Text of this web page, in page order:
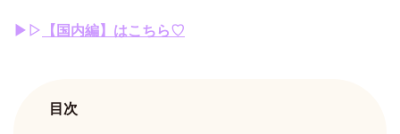
▶︎▷ 【国内編】はこちら♡
目次